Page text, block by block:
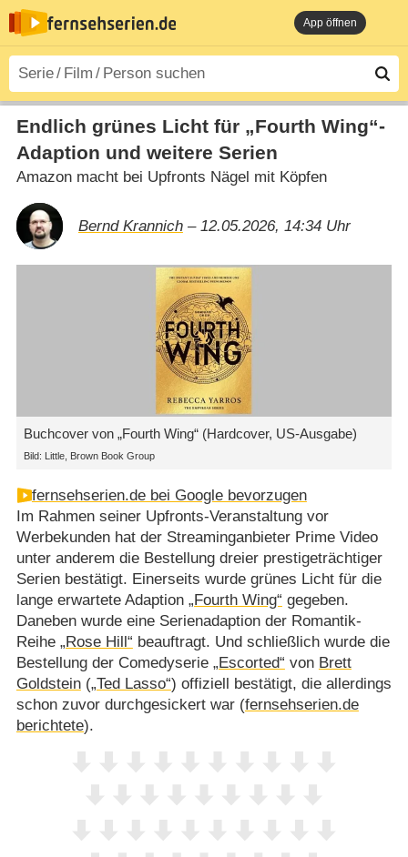
App öffnen
Endlich grünes Licht für „Fourth Wing“-
Adaption und weitere Serien
Amazon macht bei Upfronts Nägel mit Köpfen
Bernd Krannich– 12.05.2026, 14:34 Uhr
Buchcover von „Fourth Wing“ (Hardcover, US-Ausgabe)
Bild: Little, Brown Book Group
fernsehserien.de bei Google bevorzugen
Im Rahmen seiner Upfronts-Veranstaltung vor
Werbekunden hat der Streaminganbieter Prime Video
unter anderem die Bestellung dreier prestigeträchtiger
Serien bestätigt. Einerseits wurde grünes Licht für die
lange erwartete Adaption „Fourth Wing“ gegeben.
Daneben wurde eine Serienadaption der Romantik-
Reihe „Rose Hill“ beauftragt. Und schließlich wurde die
Bestellung der Comedyserie „Escorted“ von Brett
Goldstein(„Ted Lasso“) offiziell bestätigt, die allerdings
schon zuvor durchgesickert war (fernsehserien.de
berichtete).